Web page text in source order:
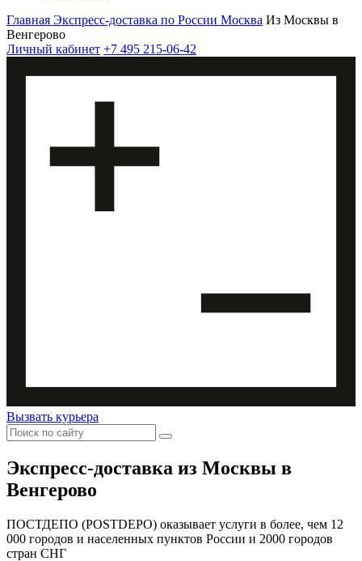
Главная Экспресс-доставка по России Москва Из Москвы в
Венгерово
Личный кабинет +7 495 215-06-42
Вызвать курьера
Экспресс-доставка из Москвы в
Венгерово
ПОСТДЕПО (POSTDEPO) оказывает услуги в более, чем 12
000 городов и населенных пунктов России и 2000 городов
стран СНГ